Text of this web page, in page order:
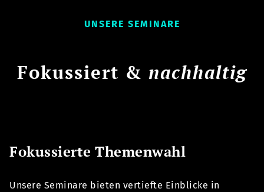
UNSERE SEMINARE
Fokussiert & nachhaltig
Fokussierte Themenwahl
Unsere Seminare bieten vertiefte Einblicke in